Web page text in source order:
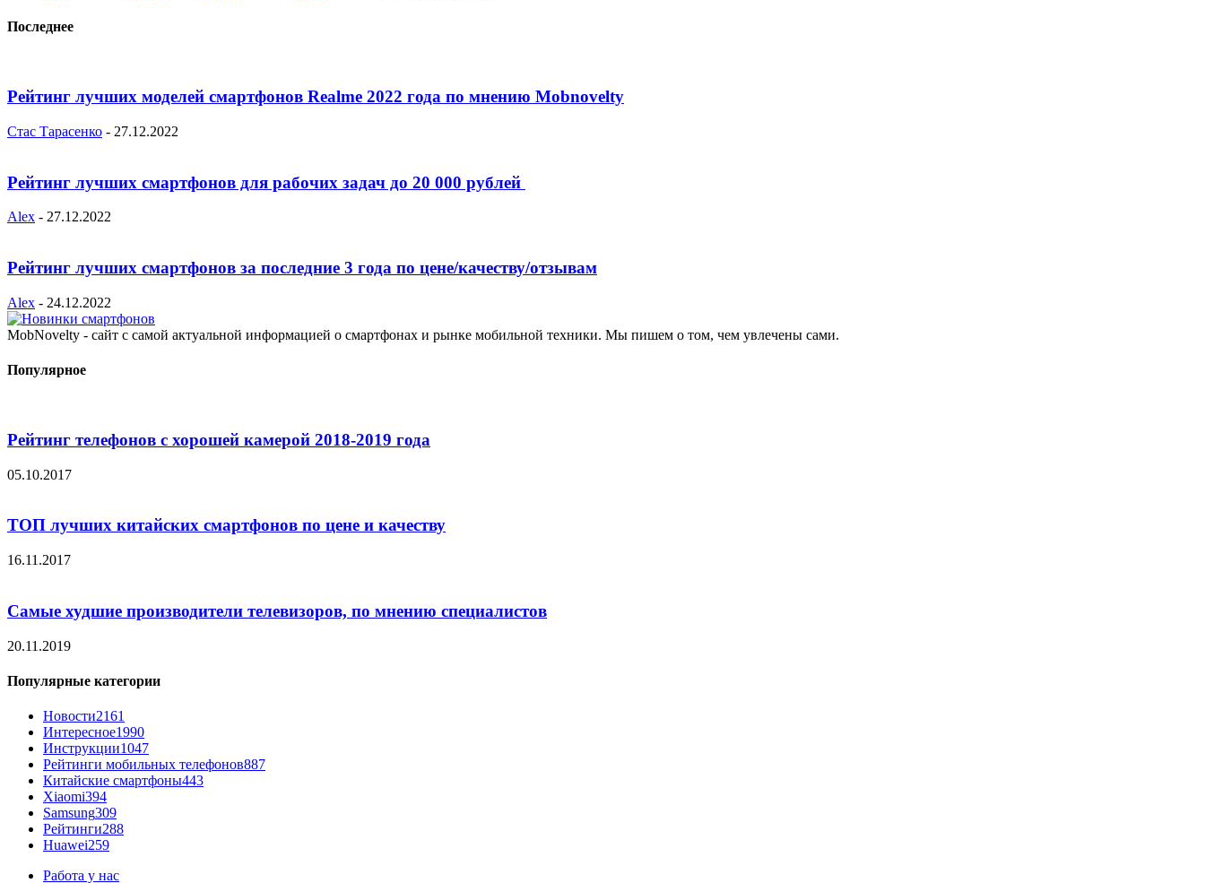
Последнее
Рейтинг лучших моделей смартфонов Realme 2022 года по мнению Mobnovelty
Стас Тарасенко - 27.12.2022
Рейтинг лучших смартфонов для рабочих задач до 20 000 рублей
Alex - 27.12.2022
Рейтинг лучших смартфонов за последние 3 года по цене/качеству/отзывам
Alex - 24.12.2022
MobNovelty - сайт с самой актуальной информацией о смартфонах и рынке мобильной техники. Мы пишем о том, чем увлечены сами.
Популярное
Рейтинг телефонов с хорошей камерой 2018-2019 года
05.10.2017
ТОП лучших китайских смартфонов по цене и качеству
16.11.2017
Самые худшие производители телевизоров, по мнению специалистов
20.11.2019
Популярные категории
Новости2161
Интересное1990
Инструкции1047
Рейтинги мобильных телефонов887
Китайские смартфоны443
Xiaomi394
Samsung309
Рейтинги288
Huawei259
Работа у нас